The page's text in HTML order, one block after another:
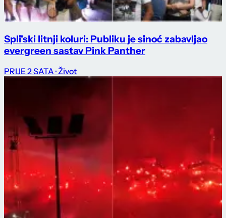
Spli'ski litnji koluri: Publiku je sinoć zabavljao
evergreen sastav Pink Panther
PRIJE 2 SATA · Život